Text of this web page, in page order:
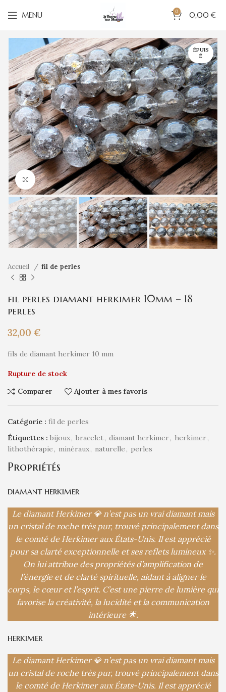
MENU 0 0,00 €
ÉPUIS
É
Cliquez pour agrandir
Accueil fil de perles
fil perles diamant herkimer 10mm – 18
perles
32,00 €
fils de diamant herkimer 10 mm
Rupture de stock
Comparer
Ajouter à mes favoris
Catégorie : fil de perles
Étiquettes : bijoux, bracelet, diamant herkimer, herkimer,
lithothérapie , minéraux, naturelle , perles
Propriétés
diamant herkimer
Le diamant Herkimer 💎 n’est pas un vrai diamant mais
un cristal de roche très pur, trouvé principalement dans
le comté de Herkimer aux États-Unis. Il est apprécié
pour sa clarté exceptionnelle et ses reflets lumineux ✨.
On lui attribue des propriétés d’amplification de
l’énergie et de clarté spirituelle, aidant à aligner le
corps, le cœur et l’esprit. C’est une pierre de lumière qui
favorise la créativité, la lucidité et la communication
intérieure 🌟.
herkimer
Le diamant Herkimer 💎 n’est pas un vrai diamant mais
un cristal de roche très pur, trouvé principalement dans
le comté de Herkimer aux États-Unis. Il est apprécié